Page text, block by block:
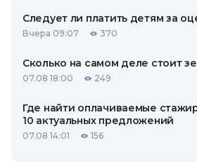
Следует ли платить детям за
Вчера 09:07 370
Сколько на самом деле стоит
07.08 18:00 249
Где найти оплачиваемые
10 актуальных предложений
07.08 14:01 156